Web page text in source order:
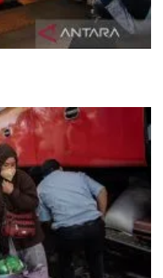
hingga pertengahan